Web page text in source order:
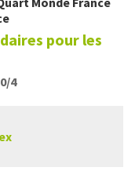
pour les
4